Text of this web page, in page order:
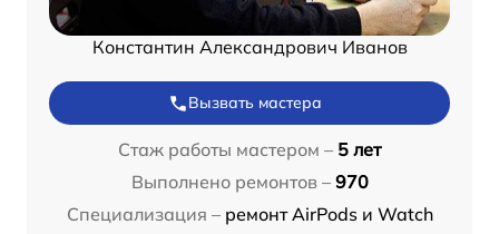
Константин Александрович Иванов
Вызвать мастера
Стаж работы мастером – 5 лет
Выполнено ремонтов – 970
Специализация – ремонт AirPods и Watch